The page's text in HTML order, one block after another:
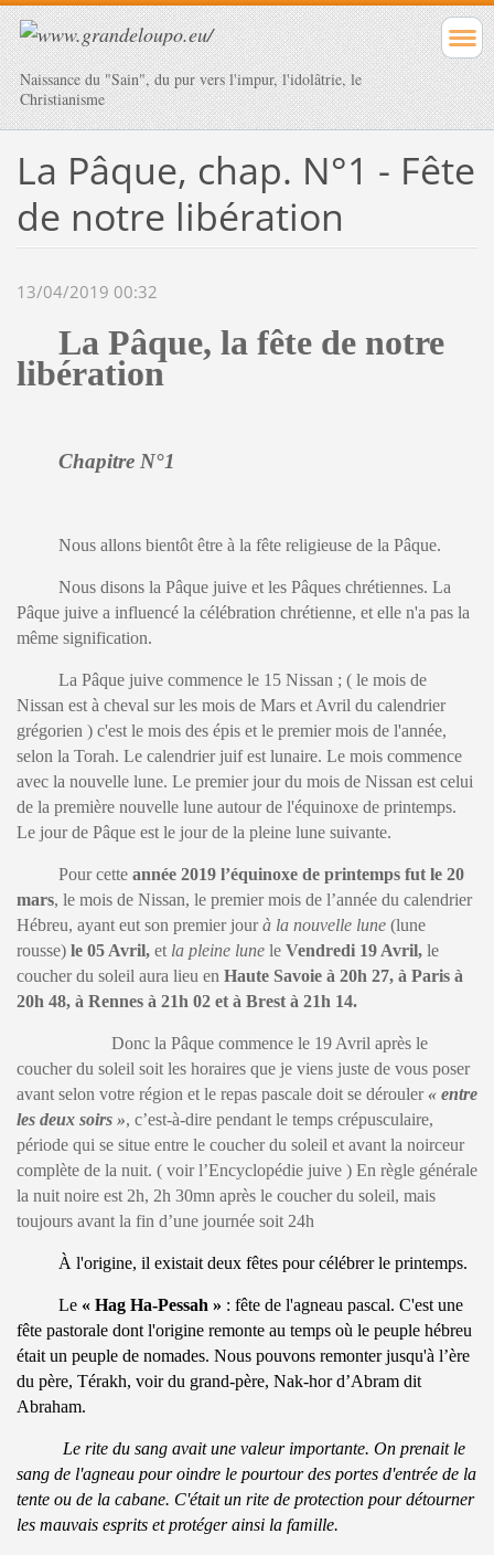
Naissance du "Sain", du pur vers l'impur, l'idolâtrie, le
Christianisme
La Pâque, chap. N°1 - Fête
de notre libération
13/04/2019 00:32
La Pâque, la fête de notre
libération
Chapitre N°1
Nous allons bientôt être à la fête religieuse de la Pâque.
Nous disons la Pâque juive et les Pâques chrétiennes. La
Pâque juive a influencé la célébration chrétienne, et elle n'a pas la
même signification.
La Pâque juive commence le 15 Nissan ; ( le mois de
Nissan est à cheval sur les mois de Mars et Avril du calendrier
grégorien ) c'est le mois des épis et le premier mois de l'année,
selon la Torah. Le calendrier juif est lunaire. Le mois commence
avec la nouvelle lune. Le premier jour du mois de Nissan est celui
de la première nouvelle lune autour de l'équinoxe de printemps.
Le jour de Pâque est le jour de la pleine lune suivante.
Pour cette année 2019 l’équinoxe de printemps fut le 20
mars, le mois de Nissan, le premier mois de l’année du calendrier
Hébreu, ayant eut son premier jourà la nouvelle lune(lune
rousse) le 05 Avril,et la pleine lunele Vendredi 19 Avril,le
coucher du soleil aura lieu en Haute Savoie à 20h 27, à Paris à
20h 48, à Rennes à 21h 02 et à Brest à 21h 14.
Donc la Pâque commence le 19 Avril après le
coucher du soleil soit les horaires que je viens juste de vous poser
avant selon votre région et le repas pascale doit se dérouler« entre
les deux soirs », c’est-à-dire pendant le temps crépusculaire,
période qui se situe entre le coucher du soleil et avant la noirceur
complète de la nuit. ( voir l’Encyclopédie juive ) En règle générale
la nuit noire est 2h, 2h 30mn après le coucher du soleil, mais
toujours avant la fin d’une journée soit 24h
À l'origine, il existait deux fêtes pour célébrer le printemps.
Le « Hag Ha-Pessah » : fête de l'agneau pascal. C'est une
fête pastorale dont l'origine remonte au temps où le peuple hébreu
était un peuple de nomades. Nous pouvons remonter jusqu'à l’ère
du père, Térakh, voir du grand-père, Nak-hor d’Abram dit
Abraham.
Le rite du sang avait une valeur importante. On prenait le
sang de l'agneau pour oindre le pourtour des portes d'entrée de la
tente ou de la cabane. C'était un rite de protection pour détourner
les mauvais esprits et protéger ainsi la famille.